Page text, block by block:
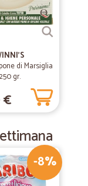
di Marsiglia
250 gr.
€
-8%